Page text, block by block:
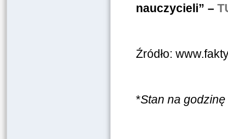
nauczycieli” –
Źródło:
*Stan na